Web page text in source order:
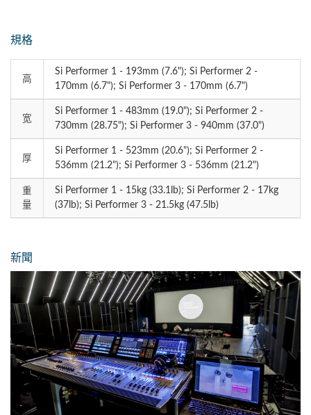
規格
高
Si Performer 1 - 193mm (7.6"); Si Performer 2 -
170mm (6.7"); Si Performer 3 - 170mm (6.7")
宽
Si Performer 1 - 483mm (19.0"); Si Performer 2 -
730mm (28.75"); Si Performer 3 - 940mm (37.0")
厚
Si Performer 1 - 523mm (20.6"); Si Performer 2 -
536mm (21.2"); Si Performer 3 - 536mm (21.2")
重
量
Si Performer 1 - 15kg (33.1lb); Si Performer 2 - 17kg
(37lb); Si Performer 3 - 21.5kg (47.5lb)
新聞